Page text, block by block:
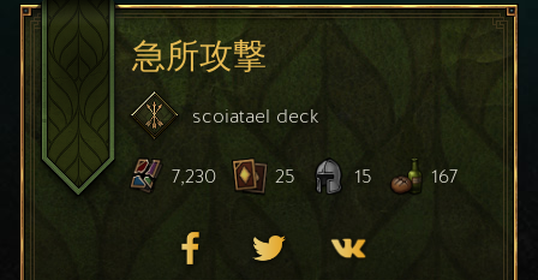
急所攻撃
scoiatael deck
7,230 25 15 167